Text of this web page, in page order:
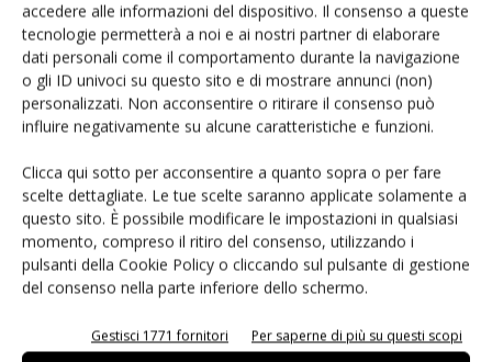
accedere alle informazioni del dispositivo. Il consenso a queste
tecnologie permetterà a noi e ai nostri partner di elaborare
dati personali come il comportamento durante la navigazione
o gli ID univoci su questo sito e di mostrare annunci (non)
personalizzati. Non acconsentire o ritirare il consenso può
influire negativamente su alcune caratteristiche e funzioni.
Clicca qui sotto per acconsentire a quanto sopra o per fare
scelte dettagliate. Le tue scelte saranno applicate solamente a
questo sito. È possibile modificare le impostazioni in qualsiasi
momento, compreso il ritiro del consenso, utilizzando i
pulsanti della Cookie Policy o cliccando sul pulsante di gestione
del consenso nella parte inferiore dello schermo.
Gestisci 1771 fornitori Per saperne di più su questi scopi
Ai #Repartofresh
Andamento prezzi ortofrutta in Italia al 27 luglio
2026
Leonardo Odorizzi: “Dobbiamo creare stupore nel
punto di vendita” #vocidellortofrutta